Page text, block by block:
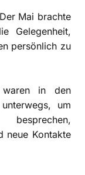
Mai brachte
Gelegenheit,
persönlich zu
in den
um
neue Kontakte